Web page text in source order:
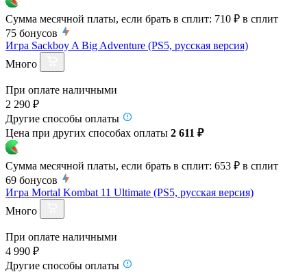
Сумма месячной платы, если брать в сплит: 710 ₽ в сплит
75 бонусов
Игра Sackboy A Big Adventure (PS5, русская версия)
Много
При оплате наличными
2 290 ₽
Другие способы оплаты
Цена при других способах оплаты 2 611 ₽
Сумма месячной платы, если брать в сплит: 653 ₽ в сплит
69 бонусов
Игра Mortal Kombat 11 Ultimate (PS5, русская версия)
Много
При оплате наличными
4 990 ₽
Другие способы оплаты